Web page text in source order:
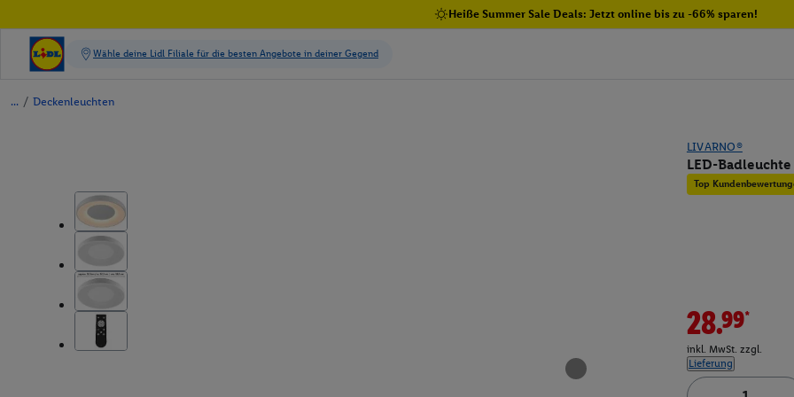
Heiße Summer Sale Deals: Jetzt online bis zu -66% sparen!
/ Deckenleuchten
LIVARNO®
LED-Badleuchte
Top
28.99*
inkl. MwSt. zzgl.
Lieferung